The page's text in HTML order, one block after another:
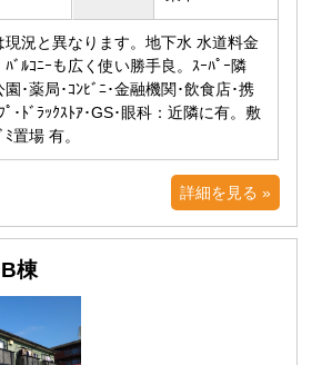
現況と異なります。地下水 水道料金
ﾊﾞﾙｺﾆｰも広く使い勝手良。ｽｰﾊﾟｰ隣
園･薬局･ｺﾝﾋﾞﾆ･金融機関･飲食店･携
ﾟ･ﾄﾞﾗｯｸｽﾄｱ･GS･眼科：近隣に有。敷
置場 有。
詳細を見る »
棟